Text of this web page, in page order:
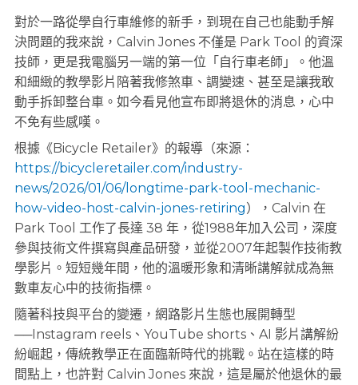
對於一路從學自行車維修的新手，到現在自己也能動手解
決問題的我來說，Calvin Jones 不僅是 Park Tool 的資深
技師，更是我電腦另一端的第一位「自行車老師」。他溫
和細緻的教學影片陪著我修煞車、調變速、甚至是讓我敢
動手拆卸整台車。如今看見他宣布即將退休的消息，心中
不免有些感嘆。
根據《Bicycle Retailer》的報導（來源：
https://bicycleretailer.com/industry-
news/2026/01/06/longtime-park-tool-mechanic-
how-video-host-calvin-jones-retiring），Calvin 在
Park Tool 工作了長達 38 年，從1988年加入公司，深度
參與技術文件撰寫與產品研發，並從2007年起製作技術教
學影片。短短幾年間，他的溫暖形象和清晰講解就成為無
數車友心中的技術指標。
隨著科技與平台的變遷，網路影片生態也展開轉型
──Instagram reels、YouTube shorts、AI 影片講解紛
紛崛起，傳統教學正在面臨新時代的挑戰。站在這樣的時
間點上，也許對 Calvin Jones 來說，這是屬於他退休的最